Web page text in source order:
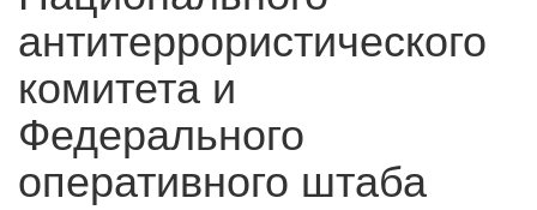
антитеррористического
комитета и
Федерального
оперативного штаба